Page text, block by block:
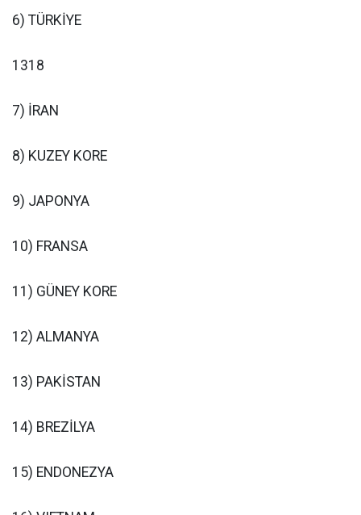
6) TÜRKİYE
1318
7) İRAN
8) KUZEY KORE
9) JAPONYA
10) FRANSA
11) GÜNEY KORE
12) ALMANYA
13) PAKİSTAN
14) BREZİLYA
15) ENDONEZYA